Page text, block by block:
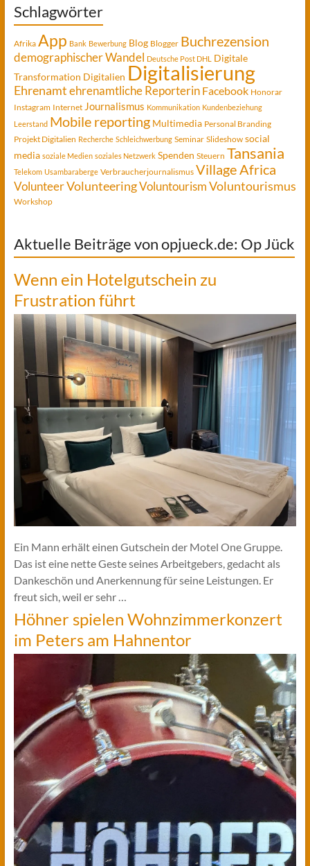
Schlagwörter
Afrika App Bank Bewerbung Blog Blogger Buchrezension
demographischer Wandel Deutsche Post DHL
Digitale
Transformation Digitalien Digitalisierung
Ehrenamtehrenamtliche Reporterin Facebook Honorar
Instagram Internet Journalismus Kommunikation Kundenbeziehung
Leerstand Mobile reporting Multimedia Personal Branding
Projekt Digitalien Recherche Schleichwerbung Seminar Slideshow social
media soziale Medien soziales Netzwerk Spenden Steuern Tansania
Telekom Usambaraberge Verbraucherjournalismus Village Africa
VolunteerVolunteeringVoluntourismVoluntourismus
Workshop
Aktuelle Beiträge von opjueck.de: Op Jück
Wenn ein Hotelgutschein zu
Frustration führt
Ein Mann erhält einen Gutschein der Motel One Gruppe.
Das ist eine nette Geste seines Arbeitgebers, gedacht als
Dankeschön und Anerkennung für seine Leistungen. Er
freut sich, weil er sehr …
Höhner spielen Wohnzimmerkonzert
im Peters am Hahnentor